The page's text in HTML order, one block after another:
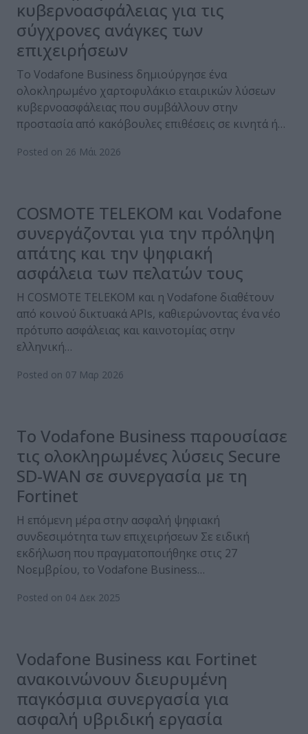
κυβερνοασφάλειας για τις
σύγχρονες ανάγκες των
επιχειρήσεων
Tο Vodafone Business δημιούργησε ένα
ολοκληρωμένο χαρτοφυλάκιο εταιρικών λύσεων
κυβερνοασφάλειας που συμβάλλουν στην
προστασία από κακόβουλες επιθέσεις σε κινητά ή…
Posted on 26 Μάι 2026
COSMOTE TELEKOM και Vodafone
συνεργάζονται για την πρόληψη
απάτης και την ψηφιακή
ασφάλεια των πελατών τους
Η COSMOTE TELEKOM και η Vodafone διαθέτουν
από κοινού δικτυακά APIs, καθιερώνοντας ένα νέο
πρότυπο ασφάλειας και καινοτομίας στην
ελληνική…
Posted on 07 Μαρ 2026
Το Vodafone Business παρουσίασε
τις ολοκληρωμένες λύσεις Secure
SD-WAN σε συνεργασία με τη
Fortinet
Η επόμενη μέρα στην ασφαλή ψηφιακή
συνδεσιμότητα των επιχειρήσεων Σε ειδική
εκδήλωση που πραγματοποιήθηκε στις 27
Νοεμβρίου, το Vodafone Business…
Posted on 04 Δεκ 2025
Vodafone Business και Fortinet
ανακοινώνουν διευρυμένη
παγκόσμια συνεργασία για
ασφαλή υβριδική εργασία